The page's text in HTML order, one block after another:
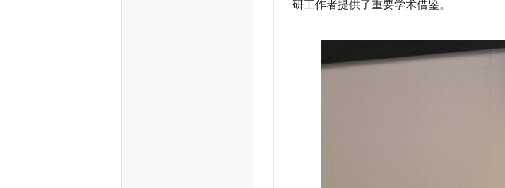
研工作者提供了重要学术借鉴。